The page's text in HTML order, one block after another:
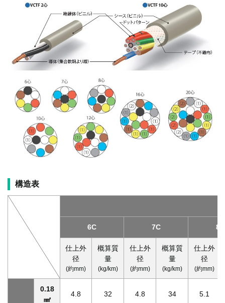
構造表
6C 7C 8C
仕上外
径
(約mm)
概算質
量
(kg/km)
仕上外
径
(約mm)
概算質
量
(kg/km)
仕上外
径
(約mm)
0.18
㎟
4.8 32 4.8 34 5.1